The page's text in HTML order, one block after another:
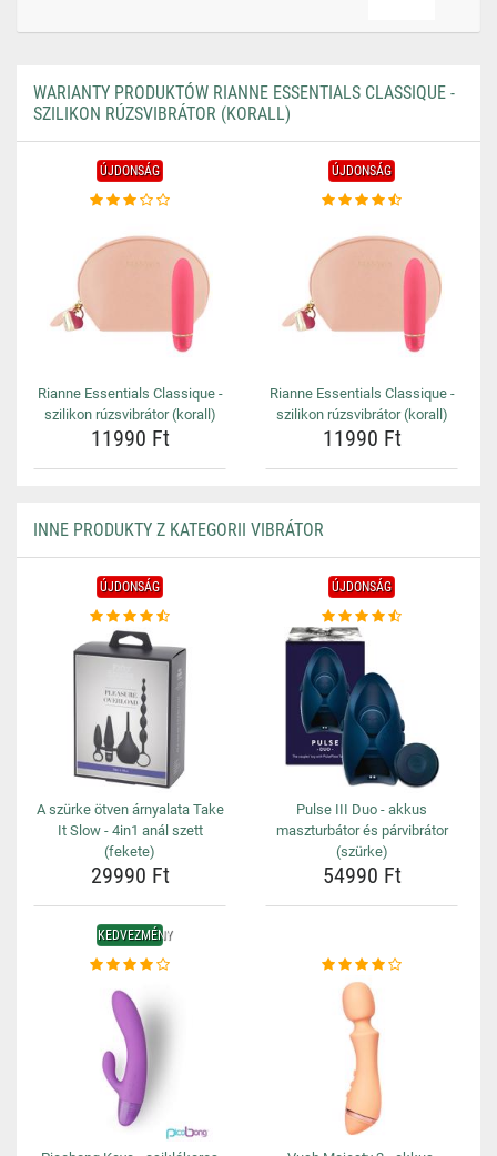
WARIANTY PRODUKTÓW RIANNE ESSENTIALS CLASSIQUE -
SZILIKON RÚZSVIBRÁTOR (KORALL)
ÚJDONSÁG
Rianne Essentials Classique -
szilikon rúzsvibrátor (korall)
11990 Ft
ÚJDONSÁG
Rianne Essentials Classique -
szilikon rúzsvibrátor (korall)
11990 Ft
INNE PRODUKTY Z KATEGORII VIBRÁTOR
ÚJDONSÁG
A szürke ötven árnyalata Take
It Slow - 4in1 anál szett
(fekete)
29990 Ft
ÚJDONSÁG
Pulse III Duo - akkus
maszturbátor és párvibrátor
(szürke)
54990 Ft
KEDVEZMÉNY